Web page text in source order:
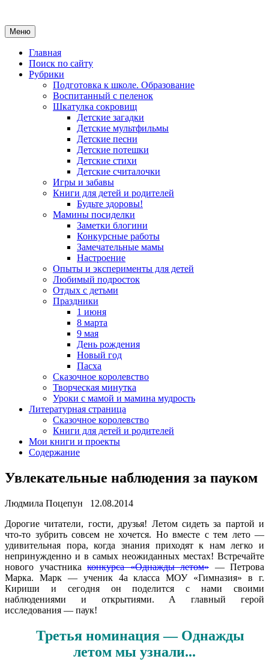
Меню
Главная
Поиск по сайту
Рубрики
Подготовка к школе. Образование
Воспитанный с пеленок
Шкатулка сокровищ
Детские загадки
Детские мультфильмы
Детские песни
Детские потешки
Детские стихи
Детские считалочки
Игры и забавы
Книги для детей и родителей
Будьте здоровы!
Мамины посиделки
Заметки блогини
Конкурсные работы
Замечательные мамы
Настроение
Опыты и эксперименты для детей
Любимый подросток
Отдых с детьми
Праздники
1 июня
8 марта
9 мая
День рождения
Новый год
Пасха
Сказочное королевство
Творческая минутка
Уроки с мамой и мамина мудрость
Литературная страница
Сказочное королевство
Книги для детей и родителей
Мои книги и проекты
Содержание
Увлекательные наблюдения за пауком
Людмила Поцепун 12.08.2014
Дорогие читатели, гости, друзья! Летом сидеть за партой и
что-то зубрить совсем не хочется. Но вместе с тем лето —
удивительная пора, когда знания приходят к нам легко и
непринужденно и в самых неожиданных местах! Встречайте
нового участника конкурса «Однажды летом» — Петрова
Марка. Марк — ученик 4а класса МОУ «Гимназия» в г.
Кириши и сегодня он поделится с нами своими
наблюдениями и открытиями. А главный герой
исследования — паук!
Третья номинация — Однажды
летом мы узнали...